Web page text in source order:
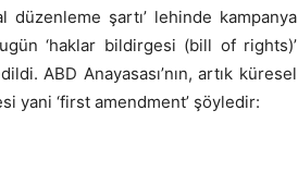
düzenleme şartı’ lehinde kampanya
‘haklar bildirgesi (bill of rights)’
ABD Anayasası’nın, artık küresel
yani ‘first amendment’ şöyledir: